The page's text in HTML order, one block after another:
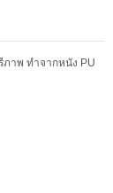
ภาพ ทำจากหนัง PU